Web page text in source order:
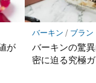
が
バーキン / ブラン
バーキンの驚
密に迫る究極